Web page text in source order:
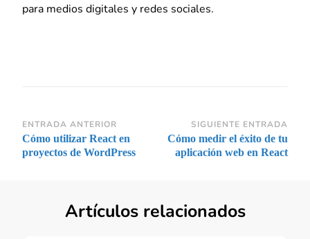
para medios digitales y redes sociales.
Navegación
de
ENTRADA ANTERIOR
Cómo utilizar React en
proyectos de WordPress
SIGUIENTE ENTRADA
Cómo medir el éxito de tu
aplicación web en React
Artículos relacionados